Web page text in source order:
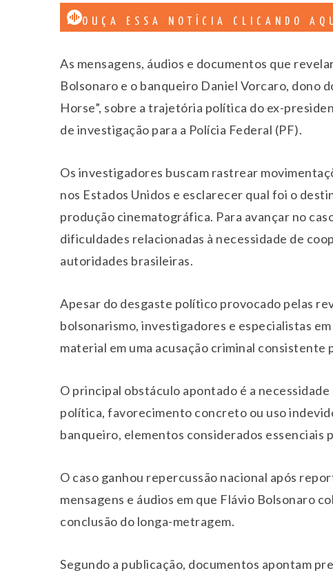
OUÇA ESSA NOTÍCIA CLICANDO
As mensagens, áudios e documentos que
Bolsonaro e o banqueiro Daniel Vorcaro, dono
Horse”, sobre a trajetória política do ex-
de investigação para a Polícia Federal (PF).
Os investigadores buscam rastrear
nos Estados Unidos e esclarecer qual foi o
produção cinematográfica. Para avançar no
dificuldades relacionadas à necessidade de
autoridades brasileiras.
Apesar do desgaste político provocado pelas
bolsonarismo, investigadores e especialistas
material em uma acusação criminal consistente
O principal obstáculo apontado é a
política, favorecimento concreto ou uso
banqueiro, elementos considerados essenciais
O caso ganhou repercussão nacional após
mensagens e áudios em que Flávio Bolsonaro
conclusão do longa-metragem.
Segundo a publicação, documentos apontam